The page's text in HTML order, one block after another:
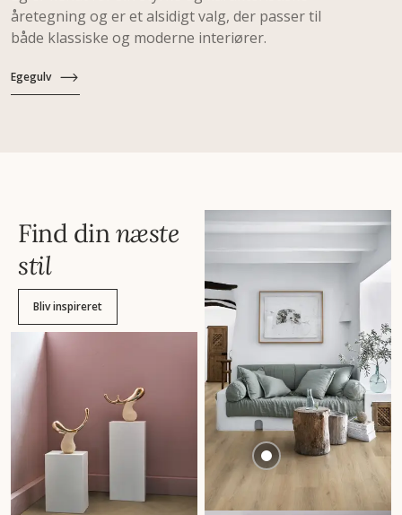
åretegning og er et alsidigt valg, der passer til
både klassiske og moderne interiører.
Egegulv
Find dinnæste
stil
Bliv inspireret